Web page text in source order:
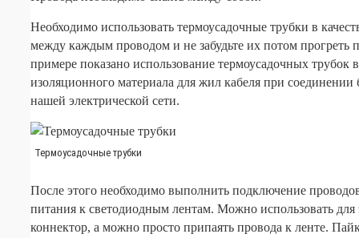
Необходимо использовать термоусадочные трубки в
между каждым проводом и не забудьте их потом прогреть
примере показано использование термоусадочных трубок в
изоляционного материала для жил кабеля при соединении
нашей электрической сети.
Термоусадочные трубки
После этого необходимо выполнить подключение
питания к светодиодным лентам. Можно использовать для
коннектор, а можно просто припаять провода к ленте.